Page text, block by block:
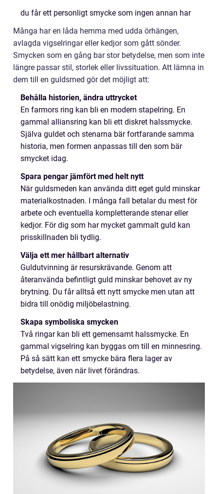
du får ett personligt smycke som ingen annan har
Många har en låda hemma med udda örhängen,
avlagda vigselringar eller kedjor som gått sönder.
Smycken som en gång bar stor betydelse, men som inte
längre passar stil, storlek eller livssituation. Att lämna in
dem till en guldsmed gör det möjligt att:
Behålla historien, ändra uttrycket
En farmors ring kan bli en modern stapelring. En
gammal alliansring kan bli ett diskret halssmycke.
Själva guldet och stenarna bär fortfarande samma
historia, men formen anpassas till den som bär
smycket idag.
Spara pengar jämfört med helt nytt
När guldsmeden kan använda ditt eget guld minskar
materialkostnaden. I många fall betalar du mest för
arbete och eventuella kompletterande stenar eller
kedjor. För dig som har mycket gammalt guld kan
prisskillnaden bli tydlig.
Välja ett mer hållbart alternativ
Guldutvinning är resurskrävande. Genom att
återanvända befintligt guld minskar behovet av ny
brytning. Du får alltså ett nytt smycke men utan att
bidra till onödig miljöbelastning.
Skapa symboliska smycken
Två ringar kan bli ett gemensamt halssmycke. En
gammal vigselring kan byggas om till en minnesring.
På så sätt kan ett smycke bära flera lager av
betydelse, även när livet förändras.